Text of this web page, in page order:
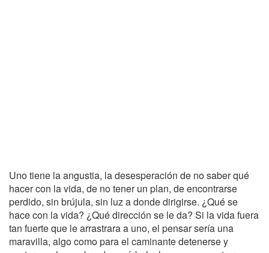
Uno tiene la angustia, la desesperación de no saber qué
hacer con la vida, de no tener un plan, de encontrarse
perdido, sin brújula, sin luz a donde dirigirse. ¿Qué se
hace con la vida? ¿Qué dirección se le da? Si la vida fuera
tan fuerte que le arrastrara a uno, el pensar sería una
maravilla, algo como para el caminante detenerse y